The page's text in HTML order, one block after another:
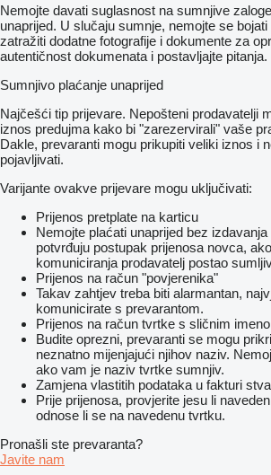
Nemojte davati suglasnost na sumnjive
unaprijed. U slučaju sumnje, nemojte se
zatražiti dodatne fotografije i dokumente za
autentičnost dokumenata i postavljajte pitanja.
Sumnjivo plaćanje unaprijed
Najčešći tip prijevare. Nepošteni prodavatelji
iznos predujma kako bi "zarezervirali" vaše
Dakle, prevaranti mogu prikupiti veliki iznos i
pojavljivati.
Varijante ovakve prijevare mogu uključivati:
Prijenos pretplate na karticu
Nemojte plaćati unaprijed bez
potvrđuju postupak prijenosa novca,
komuniciranja prodavatelj postao
Prijenos na račun "povjerenika"
Takav zahtjev treba biti alarmantan,
komunicirate s prevarantom.
Prijenos na račun tvrtke s sličnim
Budite oprezni, prevaranti se mogu
neznatno mijenjajući njihov naziv.
ako vam je naziv tvrtke sumnjiv.
Zamjena vlastitih podataka u fakturi
Prije prijenosa, provjerite jesu li
odnose li se na navedenu tvrtku.
Pronašli ste prevaranta?
Javite nam